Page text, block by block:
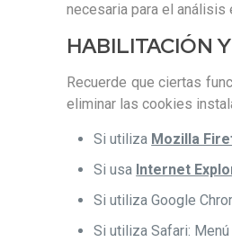
necesaria para el análisis
HABILITACIÓN
Recuerde que ciertas
eliminar las cookies
Si utiliza Mozilla
Si usa Internet
Si utiliza Google
Si utiliza Safari: